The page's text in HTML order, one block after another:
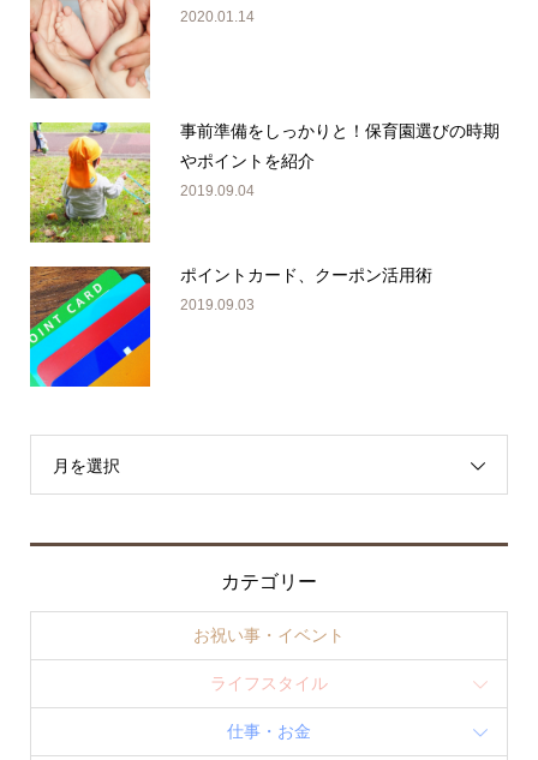
2020.01.14
事前準備をしっかりと！保育園選びの時期
やポイントを紹介
2019.09.04
ポイントカード、クーポン活用術
2019.09.03
月を選択
カテゴリー
お祝い事・イベント
ライフスタイル
仕事・お金